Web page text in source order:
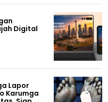
Digital
Lapor
Karumga